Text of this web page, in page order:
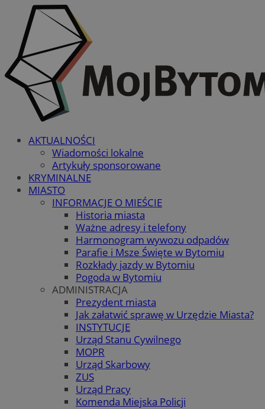
AKTUALNOŚCI
Wiadomości lokalne
Artykuły sponsorowane
KRYMINALNE
MIASTO
INFORMACJE O MIEŚCIE
Historia miasta
Ważne adresy i telefony
Harmonogram wywozu odpadów
Parafie i Msze Święte w Bytomiu
Rozkłady jazdy w Bytomiu
Pogoda w Bytomiu
ADMINISTRACJA
Prezydent miasta
Jak załatwić sprawę w Urzędzie Miasta?
INSTYTUCJE
Urząd Stanu Cywilnego
MOPR
Urząd Skarbowy
ZUS
Urząd Pracy
Komenda Miejska Policji